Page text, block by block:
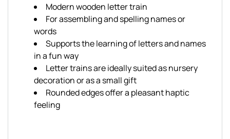
Modern wooden letter train
For assembling and spelling names or
words
Supports the learning of letters and names
in a fun way
Letter trains are ideally suited as nursery
decoration or as a small gift
Rounded edges offer a pleasant haptic
feeling